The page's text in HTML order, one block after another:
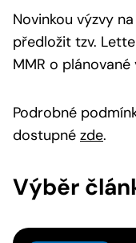
Novinkou výzvy
předložit tzv.
MMR o
Podrobné
dostupné zde.
Výběr